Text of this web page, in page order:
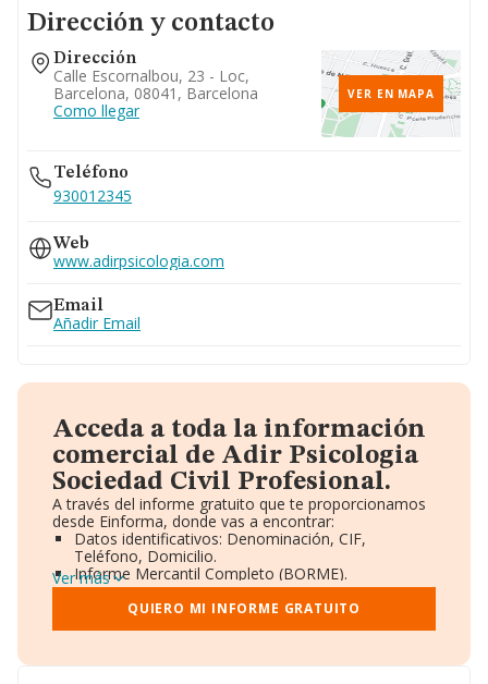
Dirección y contacto
Dirección
Calle Escornalbou, 23 - Loc,
Barcelona, 08041, Barcelona
Como llegar
VER EN MAPA
Teléfono
930012345
Web
www.adirpsicologia.com
Email
Añadir Email
Acceda a toda la información
comercial de Adir Psicologia
Sociedad Civil Profesional.
A través del informe gratuito que te proporcionamos
desde Einforma, donde vas a encontrar:
Datos identificativos: Denominación, CIF,
Teléfono, Domicilio.
Informe Mercantil Completo (BORME).
Gráficos de Evolución Ventas y Empleados.
Consejo de Administración y Administradores.
Directivos y Ejecutivos.
Ver más
QUIERO MI INFORME GRATUITO